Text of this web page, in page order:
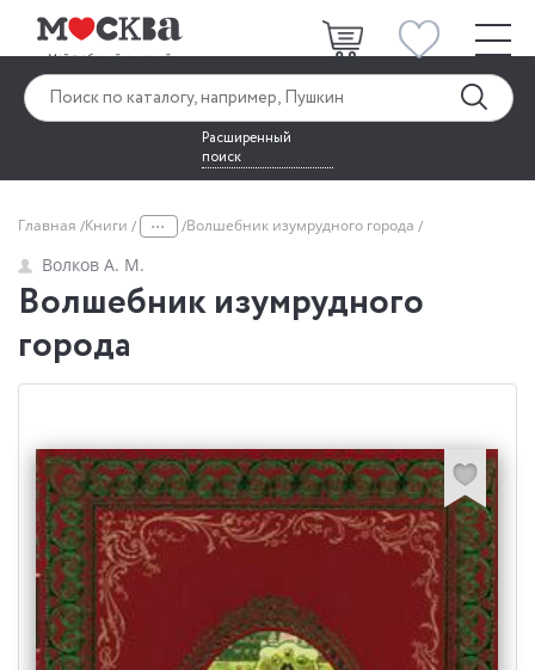
Расширенный
поиск
Главная Книги ... Волшебник изумрудного города
Волков А. М.
Волшебник изумрудного
города